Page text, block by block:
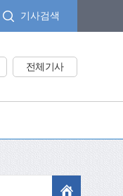
기사검색
전체기사